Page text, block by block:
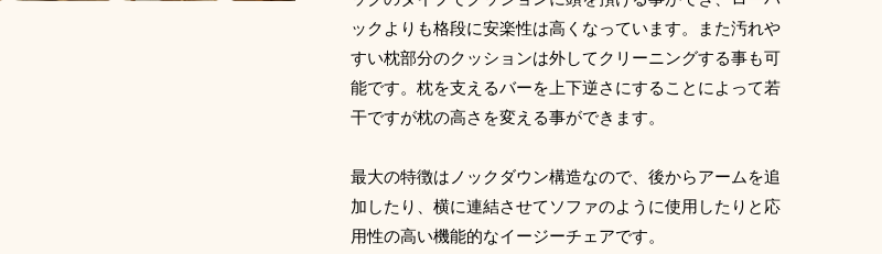
ックよりも格段に安楽性は高くなっています。また汚れや
すい枕部分のクッションは外してクリーニングする事も可
能です。枕を支えるバーを上下逆さにすることによって若
干ですが枕の高さを変える事ができます。
最大の特徴はノックダウン構造なので、後からアームを追
加したり、横に連結させてソファのように使用したりと応
用性の高い機能的なイージーチェアです。